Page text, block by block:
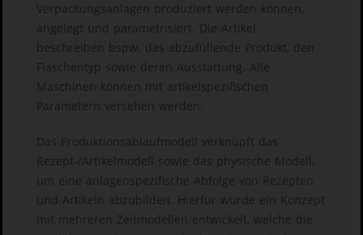
Verpackungsanlagen produziert werden können,
angelegt und parametrisiert. Die Artikel
beschreiben bspw. das abzufüllende Produkt, den
Flaschentyp sowie deren Ausstattung. Alle
Maschinen können mit artikelspezifischen
Parametern versehen werden.
Das Produktionsablaufmodell verknüpft das
Rezept-/Artikelmodell sowie das physische Modell,
um eine anlagenspezifische Abfolge von Rezepten
und Artikeln abzubilden. Hierfür wurde ein Konzept
mit mehreren Zeitmodellen entwickelt, welche die